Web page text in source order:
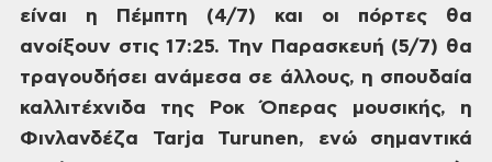
είναι η Πέμπτη (4/7) και οι πόρτες θα
ανοίξουν στις 17:25. Την Παρασκευή (5/7) θα
τραγουδήσει ανάμεσα σε άλλους, η σπουδαία
καλλιτέχνιδα της Ροκ Όπερας μουσικής, η
Φινλανδέζα
Tarja Turunen, ενώσημαντικά